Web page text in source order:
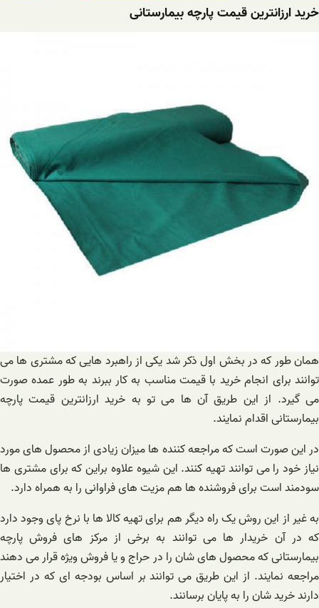
خرید ارزانترین قیمت پارچه بیمارستانی
همان طور که در بخش اول ذکر شد یکی از راهبرد هایی که مشتری ها می
توانند برای انجام خرید با قیمت مناسب به کار ببرند به طور عمده صورت
می گیرد. از این طریق آن ها می تو به خرید ارزانترین قیمت پارچه
بیمارستانی اقدام نمایند.
در این صورت است که مراجعه کننده ها میزان زیادی از محصول های مورد
نیاز خود را می توانند تهیه کنند. این شیوه علاوه براین که برای مشتری ها
سودمند است برای فروشنده ها هم مزیت های فراوانی را به همراه دارد.
به غیر از این روش یک راه دیگر هم برای تهیه کالا ها با نرخ پای وجود دارد
که در آن خریدار ها می توانند به برخی از مرکز های فروش پارچه
بیمارستانی که محصول های شان را در حراج و یا فروش ویژه قرار می دهند
مراجعه نمایند. از این طریق می توانند بر اساس بودجه ای که در اختیار
دارند خرید شان را به پایان برسانند.